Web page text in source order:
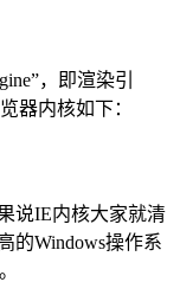
，即渲染引
器内核如下：
说IE内核大家就清
的Windows操作系